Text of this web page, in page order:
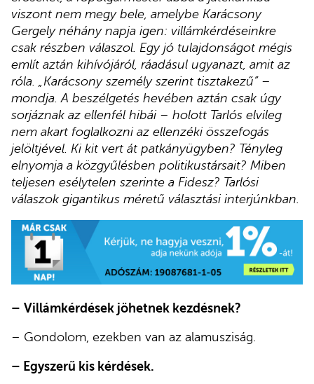
viszont nem megy bele, amelybe Karácsony
Gergely néhány napja igen: villámkérdéseinkre
csak részben válaszol. Egy jó tulajdonságot mégis
említ aztán kihívójáról, ráadásul ugyanazt, amit az
róla. „Karácsony személy szerint tisztakezű” –
mondja. A beszélgetés hevében aztán csak úgy
sorjáznak az ellenfél hibái – holott Tarlós elvileg
nem akart foglalkozni az ellenzéki összefogás
jelöltjével. Ki kit vert át patkányügyben? Tényleg
elnyomja a közgyűlésben politikustársait? Miben
teljesen esélytelen szerinte a Fidesz? Tarlósi
válaszok gigantikus méretű választási interjúnkban.
– Villámkérdések jöhetnek kezdésnek?
– Gondolom, ezekben van az alamusziság.
– Egyszerű kis kérdések.